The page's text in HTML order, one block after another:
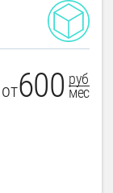
от600 руб
мес